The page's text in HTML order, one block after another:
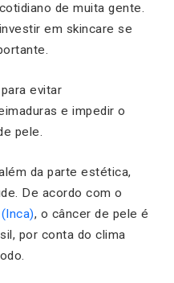
de muita gente.
em skincare se
evitar
e impedir o
pele.
da parte estética,
De acordo com o
, o câncer de pele é
por conta do clima